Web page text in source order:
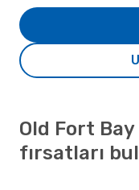
Old Fort
fırsatları